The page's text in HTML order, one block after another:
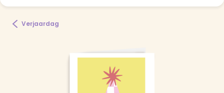
Verjaardag